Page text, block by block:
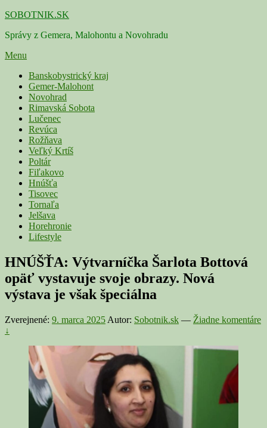
Skip
content
SOBOTNIK.SK
Správy z Gemera, Malohontu a Novohradu
Menu
Primárne
menu
Banskobystrický kraj
Gemer-Malohont
Novohrad
Rimavská Sobota
Lučenec
Revúca
Rožňava
Veľký Krtíš
Poltár
Fiľakovo
Hnúšťa
Tisovec
Tornaľa
Jelšava
Horehronie
Lifestyle
HNÚŠŤA: Výtvarníčka Šarlota Bottová
opäť vystavuje svoje obrazy. Nová
výstava je však špeciálna
Zverejnené: 9. marca 2025 Autor: Sobotnik.sk — Žiadne komentáre
↓